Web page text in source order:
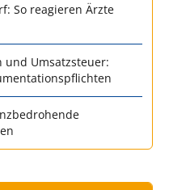
So reagieren Ärzte
und Umsatzsteuer: